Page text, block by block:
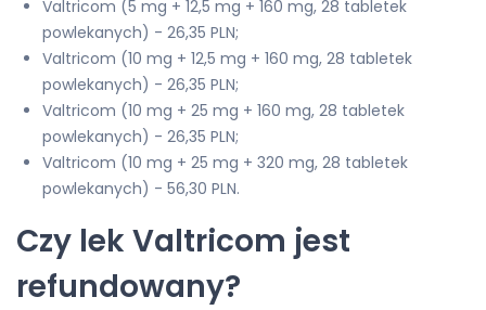
Valtricom (5 mg + 12,5 mg + 160 mg, 28 tabletek
powlekanych) - 26,35 PLN;
Valtricom (10 mg + 12,5 mg + 160 mg, 28 tabletek
powlekanych) - 26,35 PLN;
Valtricom (10 mg + 25 mg + 160 mg, 28 tabletek
powlekanych) - 26,35 PLN;
Valtricom (10 mg + 25 mg + 320 mg, 28 tabletek
powlekanych) - 56,30 PLN.
Czy lek Valtricom jest
refundowany?